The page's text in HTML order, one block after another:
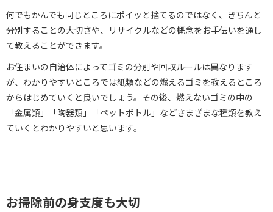
何でもかんでも同じところにポイッと捨てるのではなく、きちんと
分別することの大切さや、リサイクルなどの概念をお手伝いを通し
て教えることができます。
お住まいの自治体によってゴミの分別や回収ルールは異なります
が、わかりやすいところでは紙類などの燃えるゴミを教えるところ
からはじめていくと良いでしょう。その後、燃えないゴミの中の
「金属類」「陶器類」「ペットボトル」などさまざまな種類を教え
ていくとわかりやすいと思います。
お掃除前の身支度も大切